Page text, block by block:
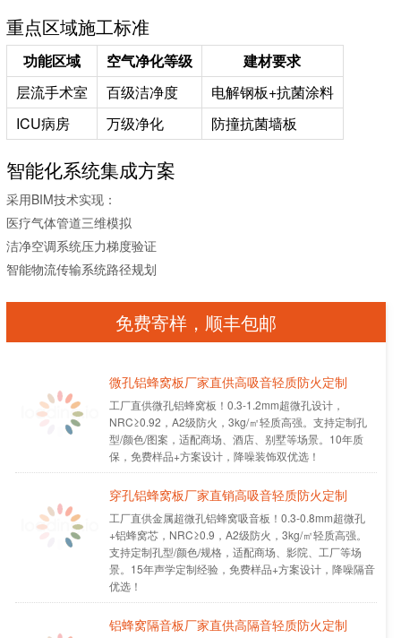
重点区域施工标准
功能区域 空气净化等级
建材要求
层流手术室
百级洁净度
电解钢板+抗菌涂料
ICU病房
万级净化 防撞抗菌墙板
智能化系统集成方案
采用BIM技术实现：
医疗气体管道三维模拟
洁净空调系统压力梯度验证
智能物流传输系统路径规划
免费寄样，顺丰包邮
微孔铝蜂窝板厂家直供高吸音轻质防火定制
工厂直供微孔铝蜂窝板！0.3-1.2mm超微孔设计，
NRC≥0.92，A2级防火，3kg/㎡轻质高强。支持定制孔
型/颜色/图案，适配商场、酒店、别墅等场景。10年质
保，免费样品+方案设计，降噪装饰双优选！
穿孔铝蜂窝板厂家直销高吸音轻质防火定制
工厂直供金属超微孔铝蜂窝吸音板！0.3-0.8mm超微孔
+铝蜂窝芯，NRC≥0.9，A2级防火，3kg/㎡轻质高强。
支持定制孔型/颜色/规格，适配商场、影院、工厂等场
景。15年声学定制经验，免费样品+方案设计，降噪隔音
优选！
铝蜂窝隔音板厂家直供高隔音轻质防火定制